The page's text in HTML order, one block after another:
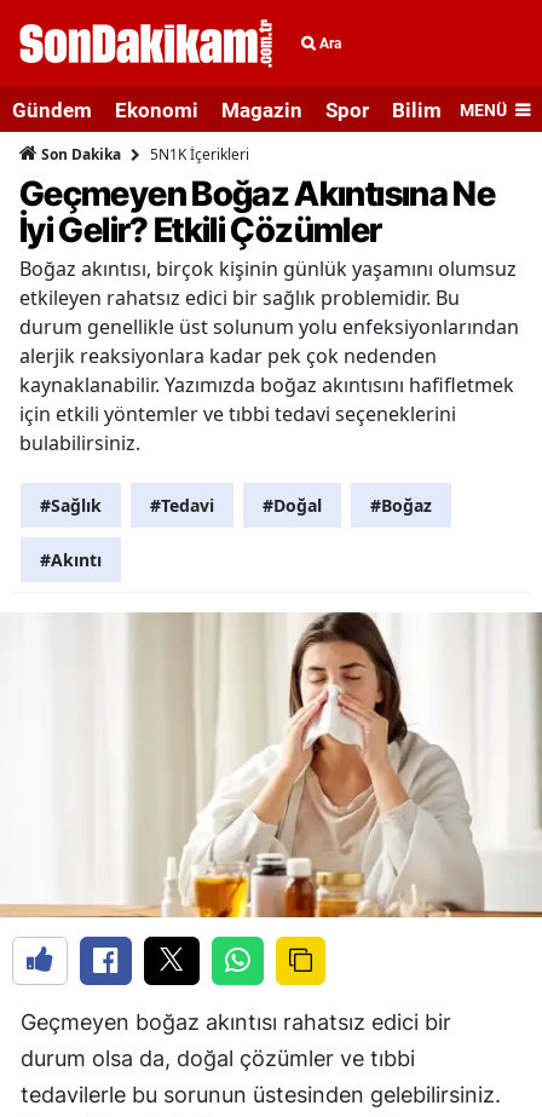
Ara
Gündem Ekonomi Magazin Spor Bilim veMENÜ
Son Dakika 5N1K İçerikleri
Geçmeyen Boğaz Akıntısına Ne
İyi Gelir? Etkili Çözümler
Boğaz akıntısı, birçok kişinin günlük yaşamını olumsuz
etkileyen rahatsız edici bir sağlık problemidir. Bu
durum genellikle üst solunum yolu enfeksiyonlarından
alerjik reaksiyonlara kadar pek çok nedenden
kaynaklanabilir. Yazımızda boğaz akıntısını hafifletmek
için etkili yöntemler ve tıbbi tedavi seçeneklerini
bulabilirsiniz.
#Sağlık #Tedavi #Doğal #Boğaz
#Akıntı
Geçmeyen boğaz akıntısı rahatsız edici bir
durum olsa da, doğal çözümler ve tıbbi
tedavilerle bu sorunun üstesinden gelebilirsiniz.